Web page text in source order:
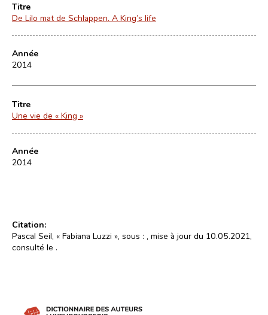
Titre
De Lilo mat de Schlappen. A King’s life
Année
2014
Titre
Une vie de « King »
Année
2014
Citation:
Pascal Seil, « Fabiana Luzzi », sous : , mise à jour du 10.05.2021,
consulté le .